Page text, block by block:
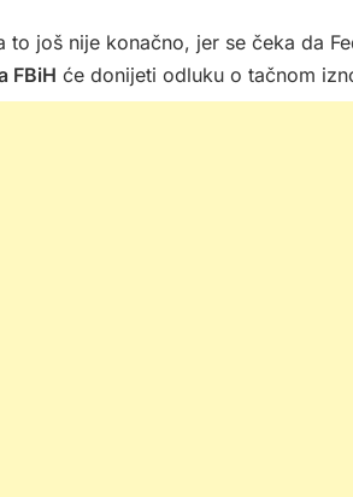
to još nije konačno, jer se čeka da
FBiH će donijeti odluku o tačnom